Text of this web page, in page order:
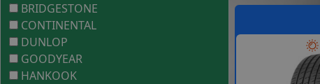
BRIDGESTONE
CONTINENTAL
DUNLOP
GOODYEAR
HANKOOK